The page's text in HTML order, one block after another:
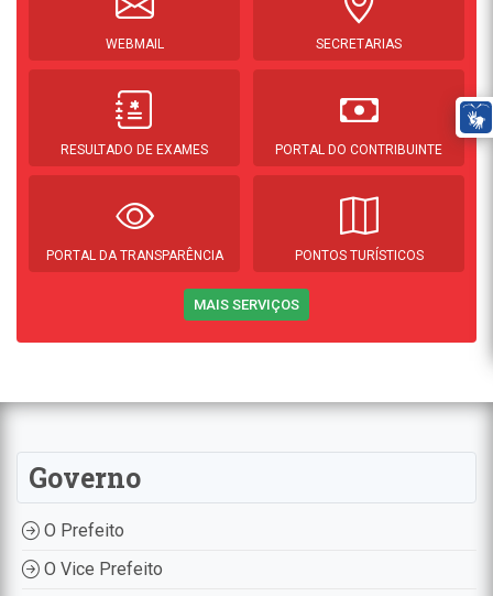
WEBMAIL SECRETARIAS
RESULTADO DE EXAMES PORTAL DO CONTRIBUINTE
PORTAL DA TRANSPARÊNCIA PONTOS TURÍSTICOS
MAIS SERVIÇOS
Governo
O Prefeito
O Vice Prefeito